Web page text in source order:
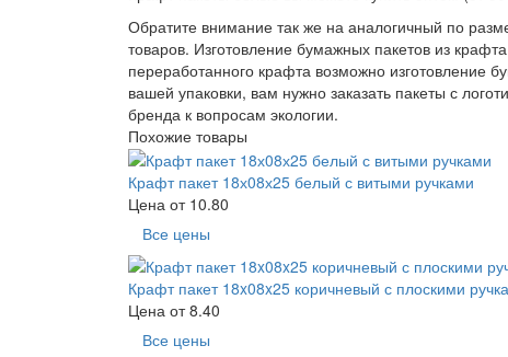
Обратите внимание так же на аналогичный по
товаров. Изготовление бумажных пакетов из
переработанного крафта возможно изготовление
вашей упаковки, вам нужно заказать пакеты с
бренда к вопросам экологии.
Похожие товары
Крафт пакет 18х08х25 белый с витыми ручками
Цена от 10.80
Все цены
Крафт пакет 18x08x25 коричневый с плоскими
Цена от8.40
Все цены